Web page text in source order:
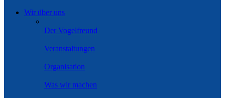
Wir über uns
Der Vogelfreund
Veranstaltungen
Organisation
Was wir machen